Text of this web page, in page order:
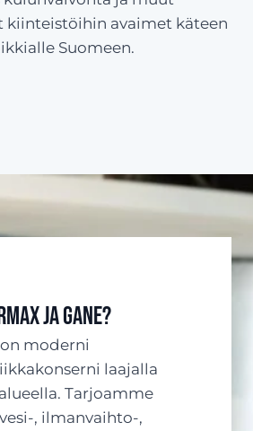
kiinteistöihin avaimet käteen
Suomeen.
ja Gane?
moderni
laajalla
Tarjoamme
, ilmanvaihto-,